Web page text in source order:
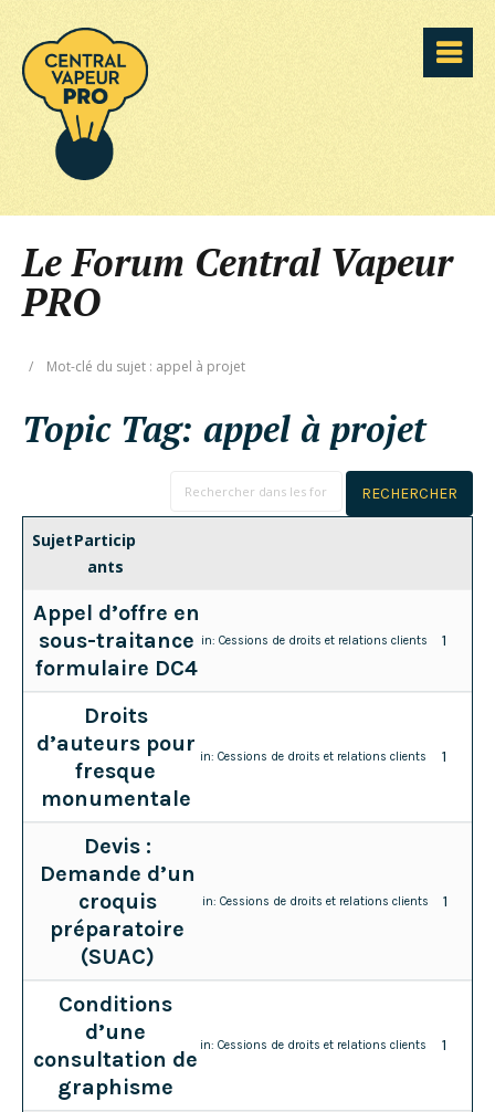
Le Forum Central Vapeur
PRO
/ Mot-clé du sujet : appel à projet
Topic Tag: appel à projet
SujetParticip
ants
Appel d’offre en
sous-traitance
formulaire DC4
in: Cessions de droits et relations clients 1
Droits
d’auteurs pour
fresque
monumentale
in: Cessions de droits et relations clients 1
Devis :
Demande d’un
croquis
préparatoire
(SUAC)
in:Cessions de droits et relations clients 1
Conditions
d’une
consultation de
graphisme
in: Cessions de droits et relations clients 1